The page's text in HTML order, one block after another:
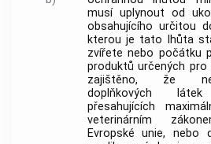
musí uplynout od
obsahujícího určitou
kterou je tato lhůta
zvířete nebo počátku
produktů určených
zajištěno, že
doplňkových
přesahujících
veterinárním
Evropské unie, nebo